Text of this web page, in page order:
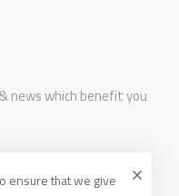
news which benefit you
ensure that we give